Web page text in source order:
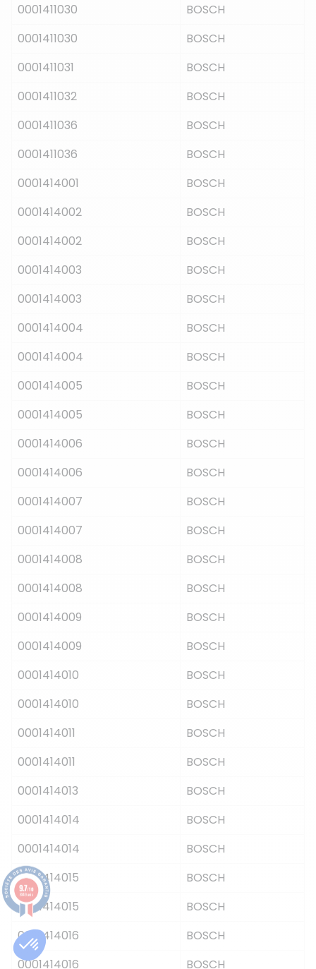
0001411030
BOSCH
0001411030
BOSCH
0001411031
BOSCH
0001411032
BOSCH
0001411036
BOSCH
0001411036
BOSCH
0001414001
BOSCH
0001414002
BOSCH
0001414002
BOSCH
0001414003
BOSCH
0001414003
BOSCH
0001414004
BOSCH
0001414004
BOSCH
0001414005
BOSCH
0001414005
BOSCH
0001414006
BOSCH
0001414006
BOSCH
0001414007
BOSCH
0001414007
BOSCH
0001414008
BOSCH
0001414008
BOSCH
0001414009
BOSCH
0001414009
BOSCH
0001414010
BOSCH
0001414010
BOSCH
0001414011
BOSCH
0001414011
BOSCH
0001414013
BOSCH
0001414014
BOSCH
0001414014
BOSCH
0001414015
BOSCH
0001414015
BOSCH
0001414016
BOSCH
0001414016
BOSCH
9.7/10
8149 avis